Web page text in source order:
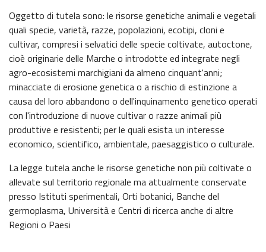
Oggetto di tutela sono: le risorse genetiche animali e vegetali
quali specie, varietà, razze, popolazioni, ecotipi, cloni e
cultivar, compresi i selvatici delle specie coltivate, autoctone,
cioè originarie delle Marche o introdotte ed integrate negli
agro-ecosistemi marchigiani da almeno cinquant'anni;
minacciate di erosione genetica o a rischio di estinzione a
causa del loro abbandono o dell'inquinamento genetico operati
con l'introduzione di nuove cultivar o razze animali più
produttive e resistenti; per le quali esista un interesse
economico, scientifico, ambientale, paesaggistico o culturale.
La legge tutela anche le risorse genetiche non più coltivate o
allevate sul territorio regionale ma attualmente conservate
presso Istituti sperimentali, Orti botanici, Banche del
germoplasma, Università e Centri di ricerca anche di altre
Regioni o Paesi